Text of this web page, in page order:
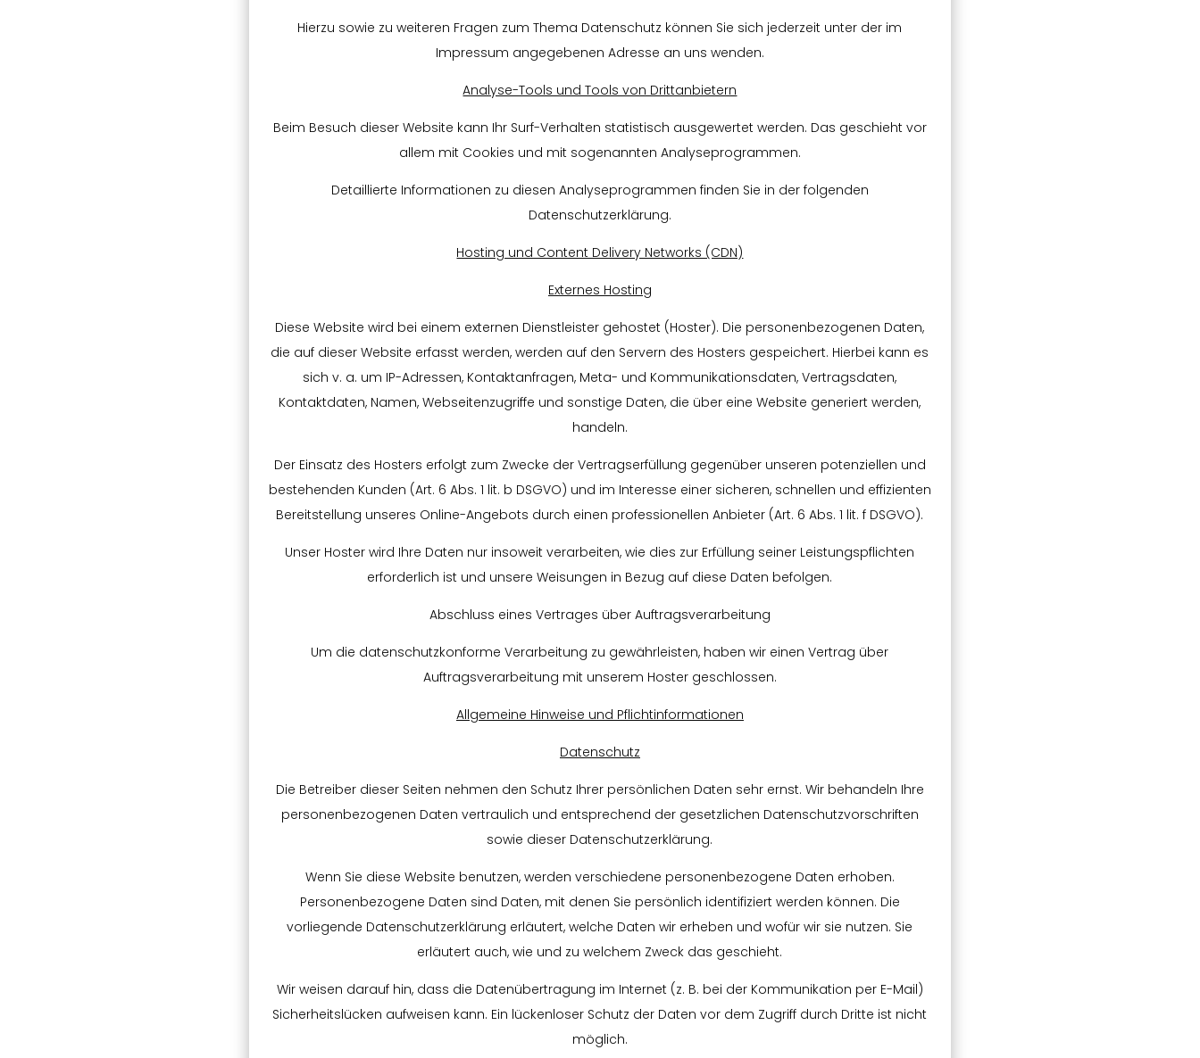
Hierzu sowie zu weiteren Fragen zum Thema Datenschutz können Sie sich jederzeit unter der im
Impressum angegebenen Adresse an uns wenden.
Analyse-Tools und Tools von Drittanbietern
Beim Besuch dieser Website kann Ihr Surf-Verhalten statistisch ausgewertet werden. Das geschieht vor
allem mit Cookies und mit sogenannten Analyseprogrammen.
Detaillierte Informationen zu diesen Analyseprogrammen finden Sie in der folgenden
Datenschutzerklärung.
Hosting und Content Delivery Networks (CDN)
Externes Hosting
Diese Website wird bei einem externen Dienstleister gehostet (Hoster). Die personenbezogenen Daten,
die auf dieser Website erfasst werden, werden auf den Servern des Hosters gespeichert. Hierbei kann es
sich v. a. um IP-Adressen, Kontaktanfragen, Meta- und Kommunikationsdaten, Vertragsdaten,
Kontaktdaten, Namen, Webseitenzugriffe und sonstige Daten, die über eine Website generiert werden,
handeln.
Der Einsatz des Hosters erfolgt zum Zwecke der Vertragserfüllung gegenüber unseren potenziellen und
bestehenden Kunden (Art. 6 Abs. 1 lit. b DSGVO) und im Interesse einer sicheren, schnellen und effizienten
Bereitstellung unseres Online-Angebots durch einen professionellen Anbieter (Art. 6 Abs. 1 lit. f DSGVO).
Unser Hoster wird Ihre Daten nur insoweit verarbeiten, wie dies zur Erfüllung seiner Leistungspflichten
erforderlich ist und unsere Weisungen in Bezug auf diese Daten befolgen.
Abschluss eines Vertrages über Auftragsverarbeitung
Um die datenschutzkonforme Verarbeitung zu gewährleisten, haben wir einen Vertrag über
Auftragsverarbeitung mit unserem Hoster geschlossen.
Allgemeine Hinweise und Pflichtinformationen
Datenschutz
Die Betreiber dieser Seiten nehmen den Schutz Ihrer persönlichen Daten sehr ernst. Wir behandeln Ihre
personenbezogenen Daten vertraulich und entsprechend der gesetzlichen Datenschutzvorschriften
sowie dieser Datenschutzerklärung.
Wenn Sie diese Website benutzen, werden verschiedene personenbezogene Daten erhoben.
Personenbezogene Daten sind Daten, mit denen Sie persönlich identifiziert werden können. Die
vorliegende Datenschutzerklärung erläutert, welche Daten wir erheben und wofür wir sie nutzen. Sie
erläutert auch, wie und zu welchem Zweck das geschieht.
Wir weisen darauf hin, dass die Datenübertragung im Internet (z. B. bei der Kommunikation per E-Mail)
Sicherheitslücken aufweisen kann. Ein lückenloser Schutz der Daten vor dem Zugriff durch Dritte ist nicht
möglich.